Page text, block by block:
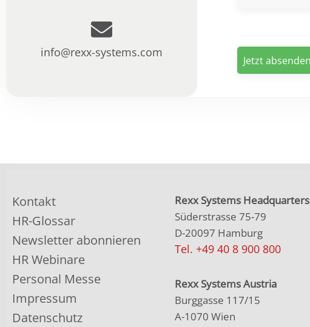
info@rexx-systems.com
Kontakt
HR-Glossar
Newsletter abonnieren
HR Webinare
Personal Messe
Impressum
Datenschutz
Rexx Systems Headquarters
Süderstrasse 75-79
D-20097 Hamburg
Tel. +49 40 8 900 800
Rexx Systems Austria
Burggasse 117/15
A-1070 Wien